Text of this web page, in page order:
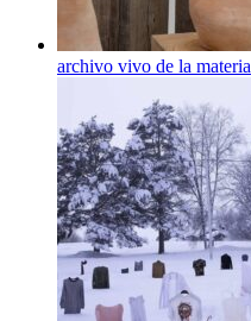
archivo vivo de la materia